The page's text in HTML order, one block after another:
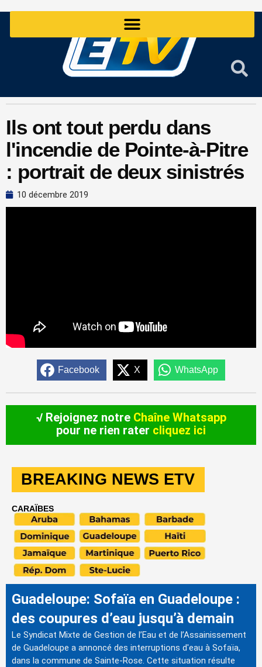
Ils ont tout perdu dans
l'incendie de Pointe-à-Pitre
: portrait de deux sinistrés
10 décembre 2019
Facebook X WhatsApp
√ Rejoignez notre Chaîne Whatsapp
pour ne rien rater cliquez ici
BREAKING NEWS ETV
CARAÏBES
Guadeloupe: Sofaïa en Guadeloupe :
des coupures d’eau jusqu’à demain
Le Syndicat Mixte de Gestion de l’Eau et de l’Assainissement
de Guadeloupe a annoncé des interruptions d'eau à Sofaïa,
dans la commune de Sainte-Rose. Cette situation résulte